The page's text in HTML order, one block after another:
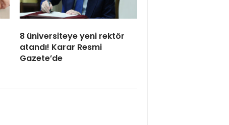
8 üniversiteye yeni rektör
atandı! Karar Resmi
Gazete’de